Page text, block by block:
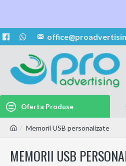
Oferta Produse
Memorii USB personalizate
MEMORII USB